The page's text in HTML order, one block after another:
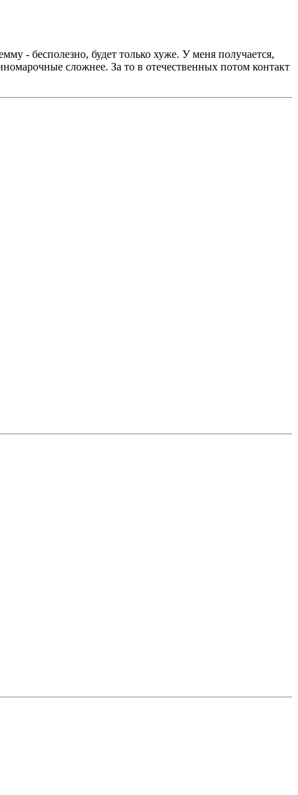
- бесполезно, будет только хуже. У меня получается,
сложнее. За то в отечественных потом контакт